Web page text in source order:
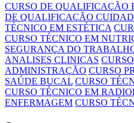
CURSO DE QUALIFICAÇÃO
DE QUALIFICAÇÃO
TÉCNICO EM ESTÉTICA
CURSO TÉCNICO EM
SEGURANÇA DO
ANALISES CLINICAS
ADMINISTRAÇÃO CURSO
SAÚDE BUCAL CURSO
CURSO TÉCNICO EM
ENFERMAGEM CURSO